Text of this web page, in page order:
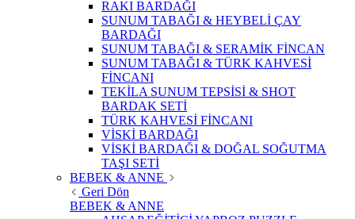
RAKI BARDAĞI
SUNUM TABAĞI & HEYBELİ ÇAY
BARDAĞI
SUNUM TABAĞI & SERAMİK FİNCAN
SUNUM TABAĞI & TÜRK KAHVESİ
FİNCANI
TEKİLA SUNUM TEPSİSİ & SHOT
BARDAK SETİ
TÜRK KAHVESİ FİNCANI
VİSKİ BARDAĞI
VİSKİ BARDAĞI & DOĞAL SOĞUTMA
TAŞI SETİ
BEBEK & ANNE
Geri Dön
BEBEK & ANNE